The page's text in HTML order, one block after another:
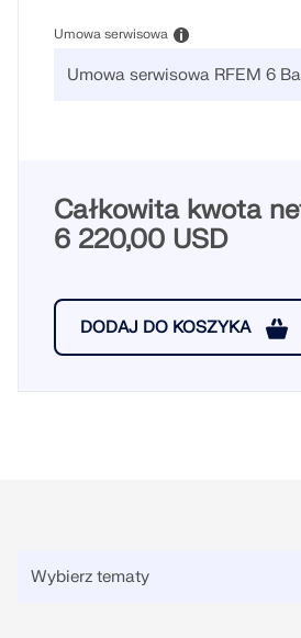
Umowa serwisowa
Całkowita kwota
6 220,00 USD
DODAJ DO KOSZYKA